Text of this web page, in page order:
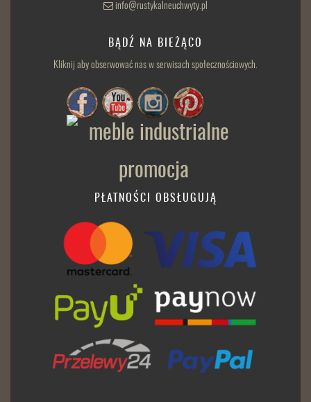
info@rustykalneuchwyty.pl
BĄDŹ NA BIEŻĄCO
Kliknij aby obserwować nas w serwisach społecznościowych.
PŁATNOŚCI OBSŁUGUJĄ